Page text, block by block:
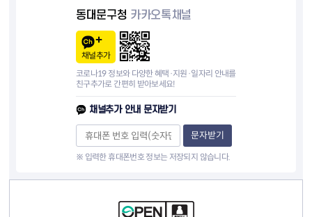
동대문구청 카카오톡채널
채널추가
코로나19 정보와 다양한 혜택·지원·일자리 안내를
친구추가로 간편히 받아보세요!
채널추가 안내 문자받기
문자받기
※ 입력한 휴대폰번호 정보는 저장되지 않습니다.